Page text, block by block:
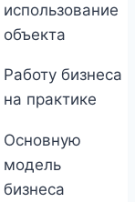
использование
объекта
Работу бизнеса
на практике
Основную
модель
бизнеса